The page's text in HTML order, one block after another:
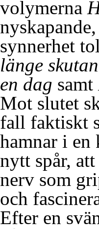
volymerna
synnerhet
länge
en dag samt
Mot slutet
fall faktiskt
hamnar i en
nytt spår,
nerv som
och
Efter en